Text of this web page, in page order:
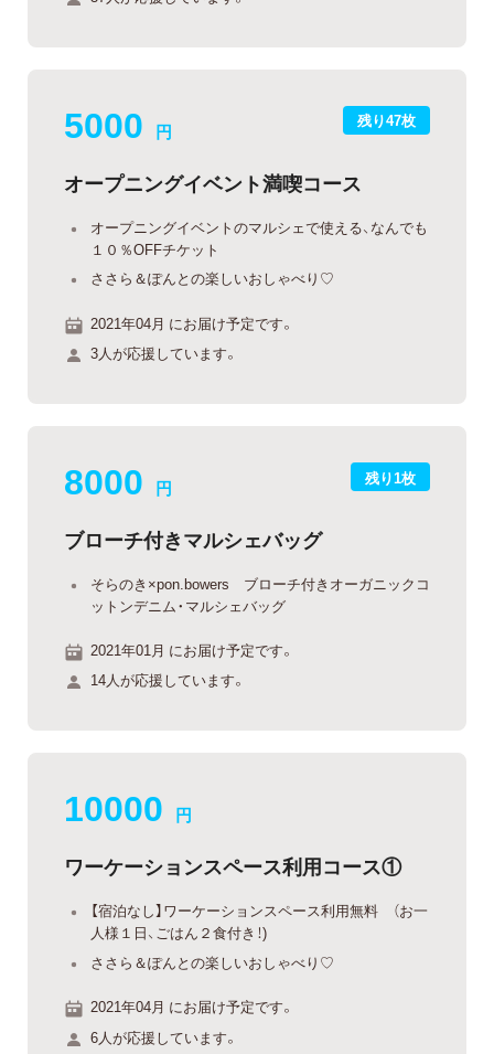
残り47枚
5000 円
オープニングイベント満喫コース
オープニングイベントのマルシェで使える、なんでも
１０％OFFチケット
ささら＆ぽんとの楽しいおしゃべり♡
2021年04月 にお届け予定です。
3人が応援しています。
残り1枚
8000 円
ブローチ付きマルシェバッグ
そらのき×pon.bowers ブローチ付きオーガニックコ
ットンデニム・マルシェバッグ
2021年01月 にお届け予定です。
14人が応援しています。
10000 円
ワーケーションスペース利用コース①
【宿泊なし】ワーケーションスペース利用無料 （お一
人様１日、ごはん２食付き！)
ささら＆ぽんとの楽しいおしゃべり♡
2021年04月 にお届け予定です。
6人が応援しています。